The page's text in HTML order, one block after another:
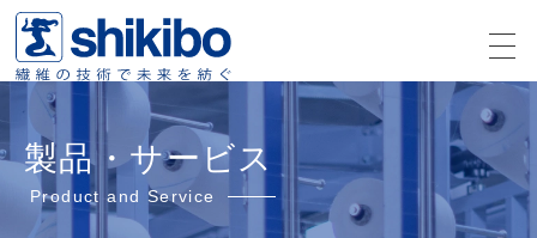
製品・サービス
Product and Service